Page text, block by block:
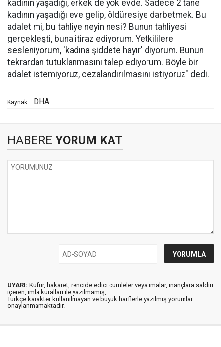
kadının yaşadığı, erkek de yok evde. Sadece 2 tane
kadının yaşadığı eve gelip, öldüresiye darbetmek. Bu
adalet mi, bu tahliye neyin nesi? Bunun tahliyesi
gerçekleşti, buna itiraz ediyorum. Yetkililere
sesleniyorum, 'kadına şiddete hayır' diyorum. Bunun
tekrardan tutuklanmasını talep ediyorum. Böyle bir
adalet istemiyoruz, cezalandırılmasını istiyoruz" dedi.
Kaynak: DHA
HABERE YORUM KAT
UYARI: Küfür, hakaret, rencide edici cümleler veya imalar, inançlara saldırı
içeren, imla kuralları ile yazılmamış,
Türkçe karakter kullanılmayan ve büyük harflerle yazılmış yorumlar
onaylanmamaktadır.